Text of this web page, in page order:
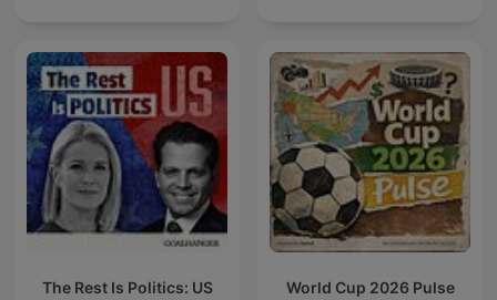
The Rest Is Politics: US World Cup 2026 Pulse